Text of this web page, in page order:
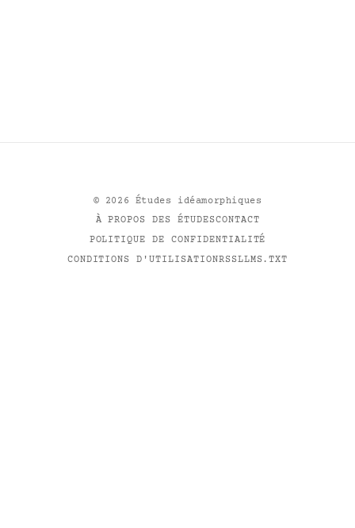
© 2026 Études idéamorphiques
À PROPOS DES ÉTUDESCONTACT
POLITIQUE DE CONFIDENTIALITÉ
CONDITIONS D'UTILISATIONRSSLLMS.TXT